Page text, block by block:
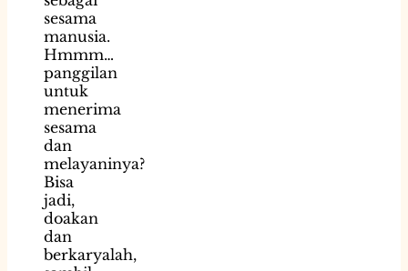
sesama
manusia.
Hmmm…
panggilan
untuk
menerima
sesama
dan
melayaninya?
Bisa
jadi,
doakan
dan
berkaryalah,